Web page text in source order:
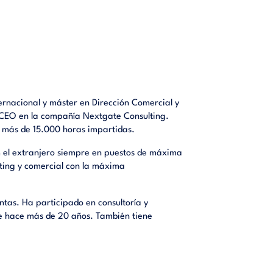
de
de
de la
canal
3.3.
con el
Los
de
de
al
5.3.3.
de la
y máster en Dirección Comercial y
en la compañía Nextgate Consulting.
de 15.000 horas impartidas.
extranjero siempre en puestos de máxima
y comercial con la máxima
Ha participado en consultoría y
más de 20 años. También tiene